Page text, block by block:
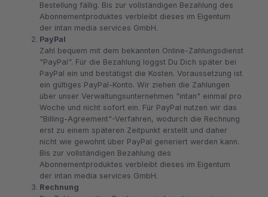
Bestellung fällig. Bis zur vollständigen Bezahlung des
Abonnementproduktes verbleibt dieses im Eigentum
der intan media services GmbH.
PayPal
Zahl bequem mit dem bekannten Online-Zahlungsdienst
"PayPal". Für die Bezahlung loggst Du Dich später bei
PayPal ein und bestätigst die Kosten. Voraussetzung ist
ein gültiges PayPal-Konto. Wir ziehen die Zahlungen
über unser Verwaltungsunternehmen "intan" einmal pro
Woche und nicht sofort ein. Für PayPal nutzen wir das
"Billing-Agreement"-Verfahren, wodurch die Rechnung
erst zu einem späteren Zeitpunkt erstellt und daher
nicht wie gewohnt über PayPal generiert werden kann.
Bis zur vollständigen Bezahlung des
Abonnementproduktes verbleibt dieses im Eigentum
der intan media services GmbH.
Rechnung